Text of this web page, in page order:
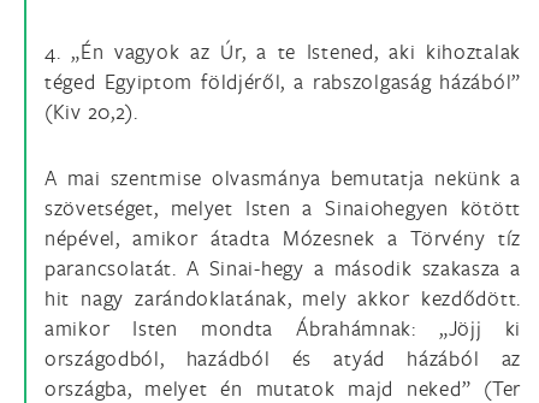
4. „Én vagyok az Úr, a te Istened, aki kihoztalak
téged Egyiptom földjéről, a rabszolgaság házából”
(Kiv 20,2).
A mai szentmise olvasmánya bemutatja nekünk a
szövetséget, melyet Isten a Sinai0hegyen kötött
népével, amikor átadta Mózesnek a Törvény tíz
parancsolatát. A Sinai-hegy a második szakasza a
hit nagy zarándoklatának, mely akkor kezdődött.
amikor Isten mondta Ábrahámnak: „Jöjj ki
országodból, hazádból és atyád házából az
országba, melyet én mutatok majd neked” (Ter